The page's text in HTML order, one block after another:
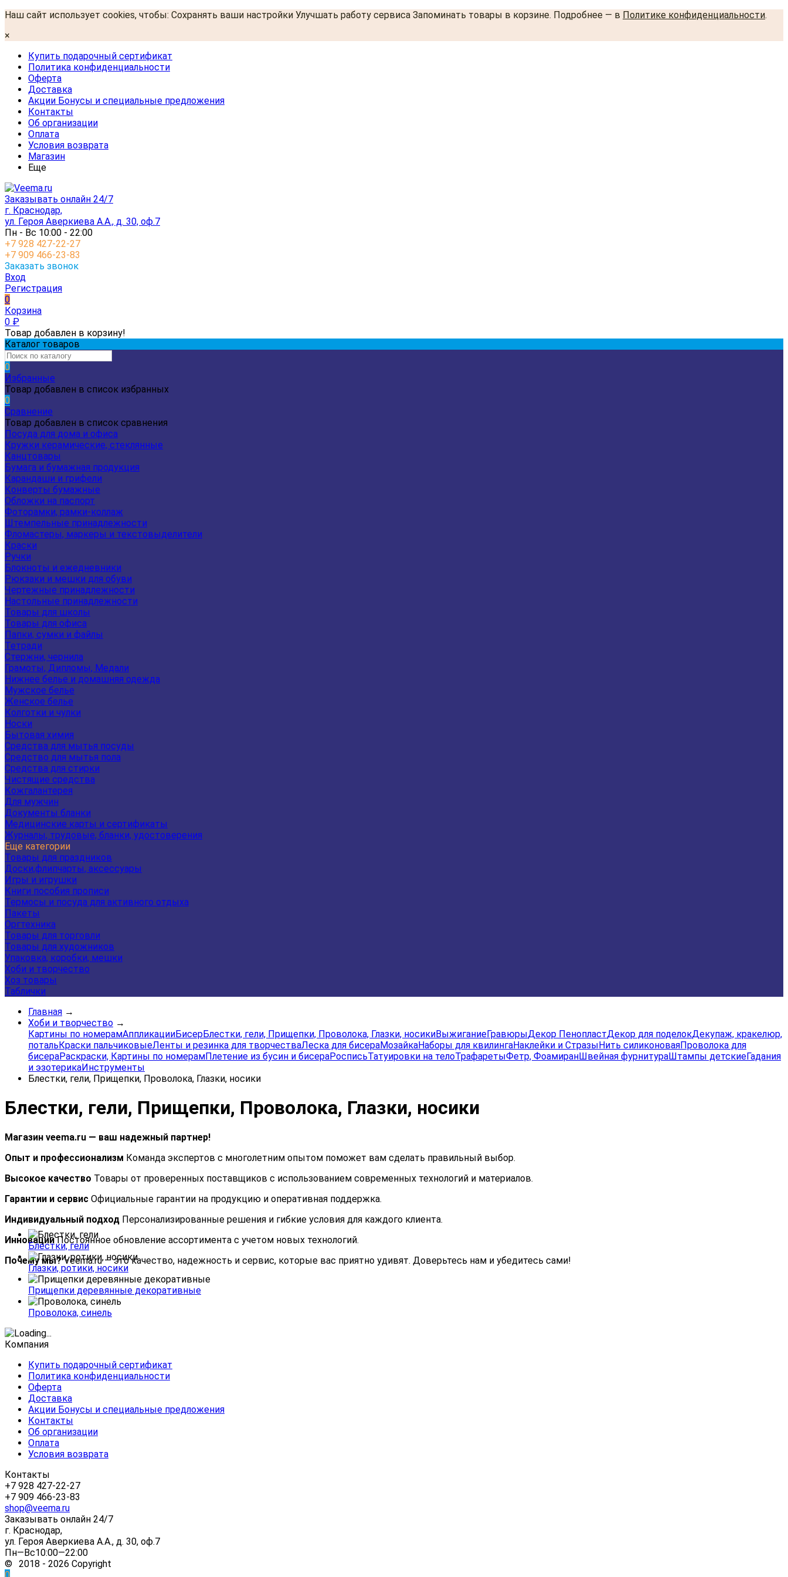
Наш сайт использует cookies, чтобы: Сохранять ваши настройки Улучшать работу сервиса Запоминать товары в корзине. Подробнее — в Политике конфиденциальности.
×
Купить подарочный сертификат
Политика конфиденциальности
Оферта
Доставка
Акции Бонусы и специальные предложения
Контакты
Об организации
Оплата
Условия возврата
Магазин
Еще
Заказывать онлайн 24/7
г. Краснодар,
ул. Героя Аверкиева А.А., д. 30, оф.7
Пн - Вс 10:00 - 22:00
+7 928 427-22-27
+7 909 466-23-83
Заказать звонок
Вход
Регистрация
0
Корзина
0 ₽
Товар добавлен в корзину!
Каталог товаров
0
Избранные
Товар добавлен в список избранных
0
Сравнение
Товар добавлен в список сравнения
Посуда для дома и офиса
Кружки керамические, стеклянные
Канцтовары
Бумага и бумажная продукция
Карандаши и грифели
Конверты бумажные
Обложки на паспорт
Фоторамки, рамки-коллаж
Штемпельные принадлежности
Фломастеры, маркеры и текстовыделители
Краски
Ручки
Блокноты и ежедневники
Рюкзаки и мешки для обуви
Чертежные принадлежности
Настольные принадлежности
Товары для школы
Товары для офиса
Папки, сумки и файлы
Тетради
Стержни, чернила
Грамоты, Дипломы, Медали
Нижнее белье и домашняя одежда
Мужское белье
Женское белье
Колготки и чулки
Носки
Бытовая химия
Средства для мытья посуды
Средство для мытья пола
Средства для стирки
Чистящие средства
Кожгалантерея
Для мужчин
Документы бланки
Медицинские карты и сертификаты
Журналы, трудовые, бланки, удостоверения
Еще категории
Товары для праздников
Доски,флипчарты, аксессуары
Игры и игрушки
Книги пособия прописи
Термосы и посуда для активного отдыха
Пакеты
Оргтехника
Товары для торговли
Товары для художников
Упаковка, коробки, мешки
Хоби и творчество
Хоз товары
Таблички
Главная →
Хоби и творчество →
Картины по номерамАппликацииБисерБлестки, гели, Прищепки, Проволока, Глазки, носикиВыжиганиеГравюрыДекор ПенопластДекор для поделокДекупаж, кракелюр,
потальКраски пальчиковыеЛенты и резинка для творчестваЛеска для бисераМозайкаНаборы для квилингаНаклейки и СтразыНить силиконоваяПроволока для
бисераРаскраски, Картины по номерамПлетение из бусин и бисераРосписьТатуировки на телоТрафаретыФетр, ФоамиранШвейная фурнитураШтампы детскиеГадания
и эзотерикаИнструменты
Блестки, гели, Прищепки, Проволока, Глазки, носики
Блестки, гели, Прищепки, Проволока, Глазки, носики
Магазин veema.ru — ваш надежный партнер!
Опыт и профессионализм Команда экспертов с многолетним опытом поможет вам сделать правильный выбор.
Высокое качество Товары от проверенных поставщиков с использованием современных технологий и материалов.
Гарантии и сервис Официальные гарантии на продукцию и оперативная поддержка.
Индивидуальный подход Персонализированные решения и гибкие условия для каждого клиента.
ИнновацииПостоянное обновление ассортимента с учетом новых технологий.
Почему мы?Veema.ru — это качество, надежность и сервис, которые вас приятно удивят. Доверьтесь нам и убедитесь сами!
Блестки, гели
Глазки, ротики, носики
Прищепки деревянные декоративные
Проволока, синель
Компания
Купить подарочный сертификат
Политика конфиденциальности
Оферта
Доставка
Акции Бонусы и специальные предложения
Контакты
Об организации
Оплата
Условия возврата
Контакты
+7 928 427-22-27
+7 909 466-23-83
shop@veema.ru
Заказывать онлайн 24/7
г. Краснодар,
ул. Героя Аверкиева А.А., д. 30, оф.7
Пн—Вс10:00—22:00
© 2018 - 2026 Copyright